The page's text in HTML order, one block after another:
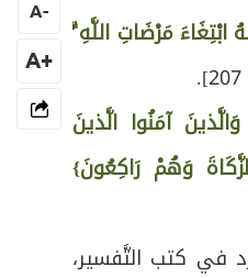
مَرْضَاتِ اللَّهِ
آمَنُوا الَّذينَ
وَهُمْ رَاكِعُونَ}
في كتب التَّفسير،
-
A
+A